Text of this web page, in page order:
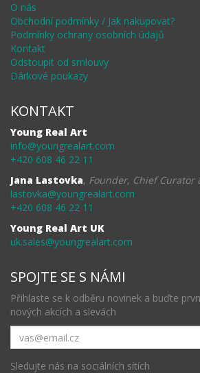
O nás
Obchodní podmínky / Jak nakupovat?
Podmínky ochrany osobních údajů
Kontakt
Odstoupit od smlouvy
Dárkové poukazy
KONTAKT
Young Real Art
info@youngrealart.com
+420 608 46 22 11
Jana Lastovka, Founder, Chief Curator
lastovka@youngrealart.com
+420 608 46 22 11
Young Real Art UK
uk.sales@youngrealart.com
SPOJTE SE S NÁMI
Přihlaste se k odběru novinek a buďte
nových akcích a slevách
Sledujte nás na sociálních sítích